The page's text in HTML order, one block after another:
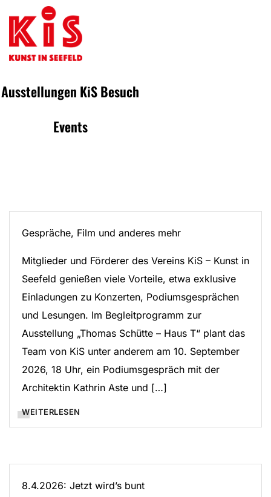
Ausstellungen KiSBesuch
Events
Gespräche, Film und anderes mehr
Mitglieder und Förderer des Vereins KiS – Kunst in
Seefeld genießen viele Vorteile, etwa exklusive
Einladungen zu Konzerten, Podiumsgesprächen
und Lesungen. Im Begleitprogramm zur
Ausstellung „Thomas Schütte – Haus T“ plant das
Team von KiS unter anderem am 10. September
2026, 18 Uhr, ein Podiumsgespräch mit der
Architektin Kathrin Aste und […]
WEITERLESEN
8.4.2026: Jetzt wird’s bunt